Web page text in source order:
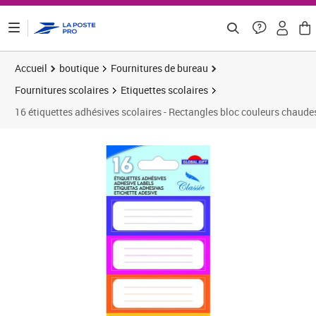
Accueil boutique
Fournitures de bureau
Fournitures scolaires
Etiquettes scolaires
16 étiquettes adhésives scolaires - Rectangles bloc couleurs